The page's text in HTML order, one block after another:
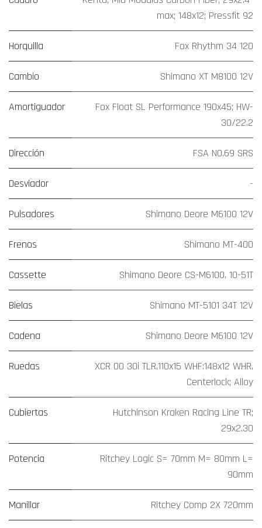
max; 148x12; Pressfit 92
Horquilla Fox Rhythm 34 120
Cambio Shimano XT M8100 12V
Amortiguador
Fox Float SL Performance 190x45; HW-
30/22.2
Dirección FSA NO.69 SRS
Desviador -
Pulsadores Shimano Deore M6100 12V
Frenos Shimano MT-400
Cassette Shimano Deore CS-M6100, 10-51T
Bielas Shimano MT-5101 34T 12V
Cadena Shimano Deore M6100 12V
Ruedas
XCR 00 30i TLR,110x15 WHF:148x12 WHR,
Centerlock; Alloy
Cubiertas
Hutchinson Kraken Racing Line TR;
29x2.30
Potencia
Ritchey Logic S= 70mm M= 80mm L=
90mm
Manillar Ritchey Comp 2X 720mm